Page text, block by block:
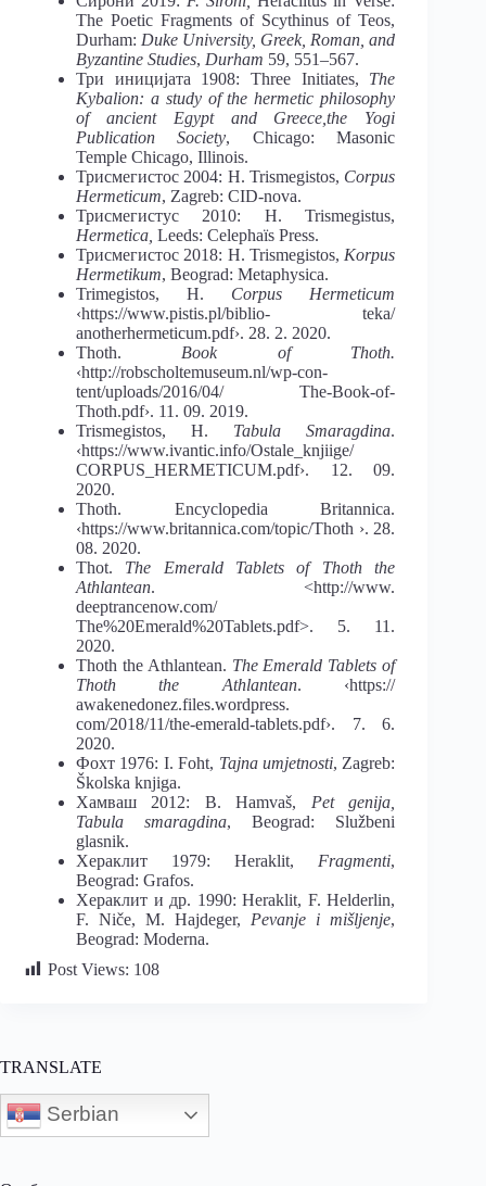
The Poetic Fragments of Scythinus of Teos,
Durham: Duke University, Greek, Roman, and
Byzantine Studies, Durham 59, 551–567.
Три иницијата 1908: Three Initiates, The
Kybalion: a study of the hermetic philosophy
of ancient Egypt and Greece,the Yogi
Publication Society, Chicago: Masonic
Temple Chicago, Illinois.
Трисмегистос 2004: H. Trismegistos, Corpus
Hermeticum, Zagreb: CID-nova.
Трисмегистус 2010: H. Trismegistus,
Hermetica, Leeds: Celephaïs Press.
Трисмегистос 2018: H. Trismegistos, Korpus
Hermetikum, Beograd: Metaphysica.
Trimegistos, H. Corpus Hermeticum
‹https://www.pistis.pl/biblio- teka/
anotherhermeticum.pdf›. 28. 2. 2020.
Thoth. Book of Thoth.
‹http://robscholtemuseum.nl/wp-con-
tent/uploads/2016/04/ The-Book-of-
Thoth.pdf›. 11. 09. 2019.
Trismegistos, H. Tabula Smaragdina.
‹https://www.ivantic.info/Ostale_knjiige/
CORPUS_HERMETICUM.pdf›. 12. 09.
2020.
Thoth. Encyclopedia Britannica.
‹https://www.britannica.com/topic/Thoth ›. 28.
08. 2020.
Thot. The Emerald Tablets of Thoth the
Athlantean. <http://www.
deeptrancenow.com/
The%20Emerald%20Tablets.pdf>. 5. 11.
2020.
Thoth the Athlantean. The Emerald Tablets of
Thoth the Athlantean. ‹https://
awakenedonez.files.wordpress.
com/2018/11/the-emerald-tablets.pdf›. 7. 6.
2020.
Фохт 1976: I. Foht, Tajna umjetnosti, Zagreb:
Školska knjiga.
Хамваш 2012: B. Hamvaš, Pet genija,
Tabula smaragdina, Beograd: Službeni
glasnik.
Хераклит 1979: Heraklit, Fragmenti,
Beograd: Grafos.
Хераклит и др. 1990: Heraklit, F. Helderlin,
F. Niče, M. Hajdeger, Pevanje i mišljenje,
Beograd: Moderna.
Post Views: 108
TRANSLATE
Serbian